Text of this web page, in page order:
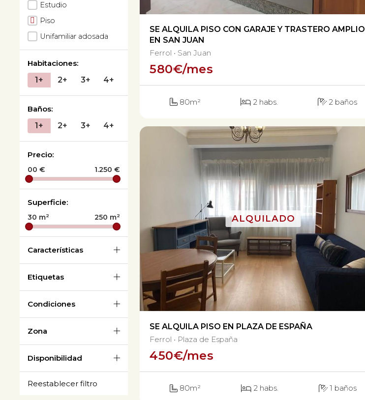
Estudio
Piso
Unifamiliar adosada
Habitaciones:
1+
2+ 3+ 4+
Baños:
1+
2+ 3+ 4+
Precio:
00 € 1.250 €
Superficie:
30 m² 250 m²
Características
Etiquetas
Condiciones
Zona
Disponibilidad
SE ALQUILA PISO CON GARAJE Y TRASTERO AMPLIO
EN SAN JUAN
580€/mes
80m² 2 habs. 2 baños
Ferrol San Juan
SE ALQUILA PISO EN PLAZA DE ESPAÑA
450€/mes
80m² 2 habs. 1 baños
Ferrol Plaza de España